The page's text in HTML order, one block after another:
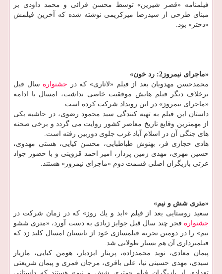
فیلمنامه «قصر شیرین» توسط محسن قرائی و محمد داودی بر
مبنای طرحی از سیدرضا میركریمی نوشته شده كه آخرین فیلمش
«دختر» بود.
«ماجرای نیمروز2: رد خون»
محمدحسن مهدویان بعد از فیلم «لاتاری» كه در جشنواره سال قبل
برخلاف دیگر فیلم هایش موفقیت خاصی نداشت، امسال با ادامه
«ماجرای نیمروز» در این رویداد شركت كرده است.
داستان این فیلم به تهیه كنندگی سید محمود رضوی، در حاشیه یكی
از مهمترین وقایع تاریخ معاصر كشور روایت می گردد و برخی صحنه
های جنگی آن در اسلام آباد غرب جلوی دوربین رفته است.
هادی حجازی فر، بهنوش طباطبایی، محسن كیایی، هستی مهدوی،
حسین مهری، مهدی زمین پرداز، امیر احمد قزوینی و با حضور جواد
عزتی بازیگران اصلی قسمت دوم «ماجرای نیمروز» هستند.
«متری شش و نیم»
سعید روستایی بعد از فیلم «ابد و یك روز» كه در زمان شركت در
جشنواره فجر چند سال قبل جوایز زیادی به دست آورد، «متری ششو
نیم» را در دومین تجربه فیلمسازی خود از تابستان امسال كلید زد كه
فیلمبرداری آن هم بسیار طولانی شد.
پیمان معادی، نوید محمدزاده، پرینار ایزدیار، هومن كیایی، مازیار
سیدی، مهدی حسینی نیا، علی باقری، مرجان قمری و پیمان شریعتی
تعدادی از بازیگران فیلم «متری شش و نیم» هستند كه داستانی